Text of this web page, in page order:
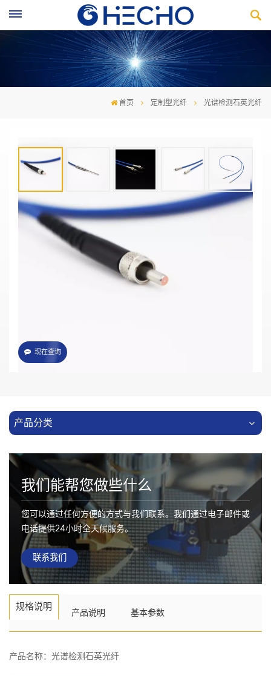
首页 定制型光纤 光谱检测石英光纤
光谱检测石英光纤
·190nm-2500nm全光谱范围
·数值孔径 0.22/0.37
现在查询
产品分类
我们能帮您做些什么
您可以通过任何方便的方式与我们联系。我们通过电子邮件或
电话提供24小时全天候服务。
联系我们
规格说明 产品说明 基本参数
产品名称：光谱检测石英光纤